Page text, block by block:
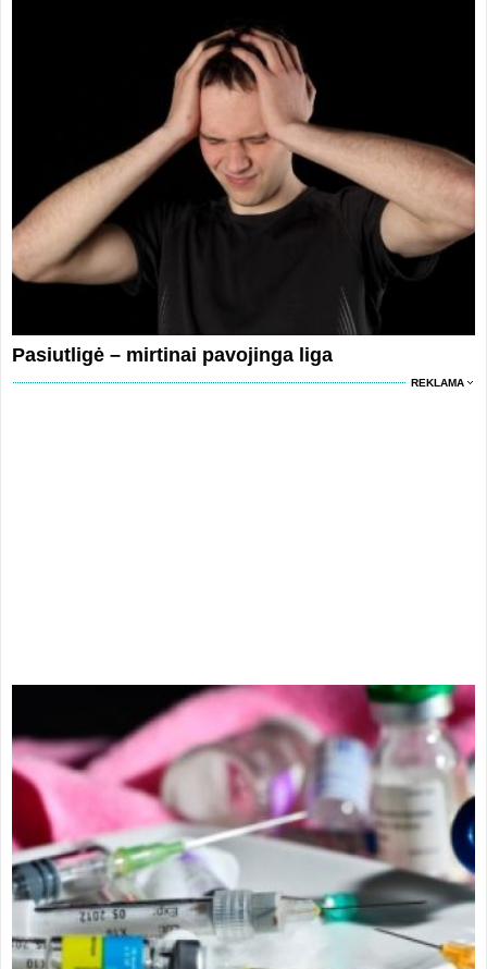
Pasiutligė – mirtinai pavojinga liga
REKLAMA